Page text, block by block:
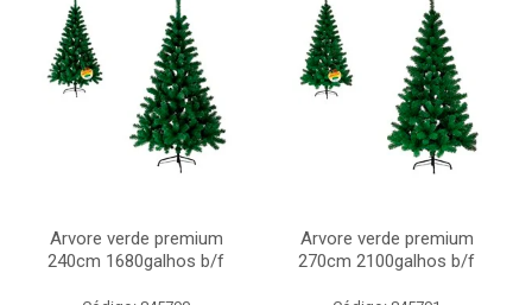
Arvore verde premium
240cm 1680galhos b/f
Arvore verde premium
270cm 2100galhos b/f